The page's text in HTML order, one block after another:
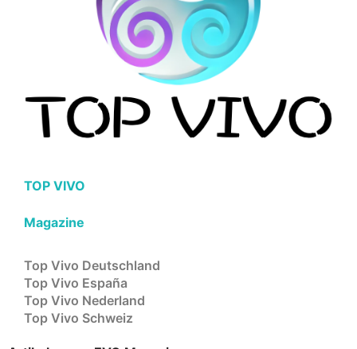
TOP VIVO
Magazine
Top Vivo Deutschland
Top Vivo España
Top Vivo Nederland
Top Vivo Schweiz